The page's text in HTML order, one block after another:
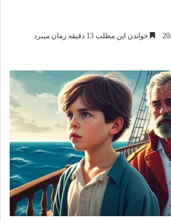
خواندن این مطلب 13 دقیقه زمان میبرد